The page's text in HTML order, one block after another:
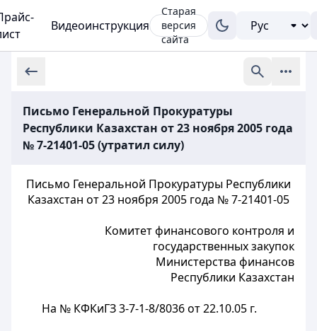
Видеоинструкция
Старая
версия
сайта
Письмо Генеральной Прокуратуры
Республики Казахстан от 23 ноября 2005 года
№ 7-21401-05 (утратил силу)
Письмо Генеральной Прокуратуры Республики
Казахстан от 23 ноября 2005 года № 7-21401-05
Комитет финансового контроля и
государственных закупок
Министерства финансов
Республики Казахстан
На № КФКиГЗ 3-7-1-8/8036 от 22.10.05 г.